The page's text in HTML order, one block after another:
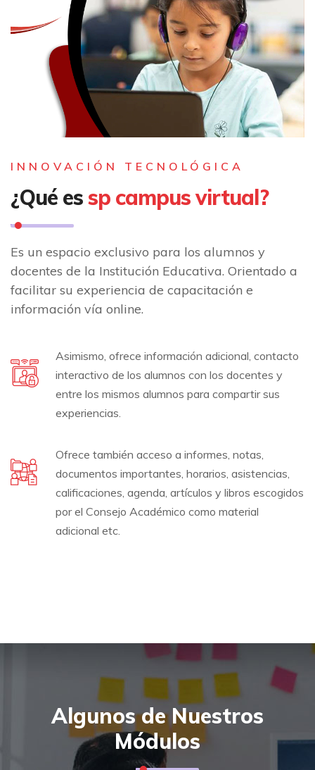
INNOVACIÓN TECNOLÓGICA
¿Qué essp campus virtual?
Es un espacio exclusivo para los alumnos y
docentes de la Institución Educativa. Orientado a
facilitar su experiencia de capacitación e
información vía online.
Asimismo, ofrece información adicional, contacto
interactivo de los alumnos con los docentes y
entre los mismos alumnos para compartir sus
experiencias.
Ofrece también acceso a informes, notas,
documentos importantes, horarios, asistencias,
calificaciones, agenda, artículos y libros escogidos
por el Consejo Académico como material
adicional etc.
Algunos de Nuestros
Módulos